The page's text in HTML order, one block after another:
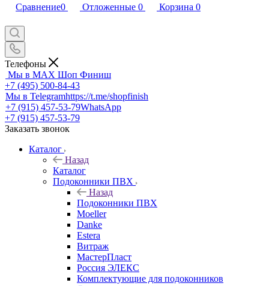
Сравнение0 Отложенные 0 Корзина 0
Телефоны
Мы в MAX Шоп Финиш
+7 (495) 500-84-43
Мы в Telegramhttps://t.me/shopfinish
+7 (915) 457-53-79WhatsApp
+7 (915) 457-53-79
Заказать звонок
Каталог
Назад
Каталог
Подоконники ПВХ
Назад
Подоконники ПВХ
Moeller
Danke
Estera
Витраж
МастерПласт
Россия ЭЛЕКС
Комплектующие для подоконников